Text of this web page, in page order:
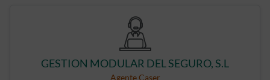
GESTION MODULAR DEL SEGURO, S.L
Agente Caser